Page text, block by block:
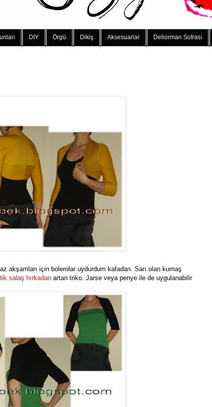
DIY Örgü Dikiş Aksesuarlar Deliorman Sofrası
akşamları için bolerolar uydurdum kafadan. Sarı olan kumaş
salaş hırkadan artan triko. Jarse veya penye ile de uygulanabilir